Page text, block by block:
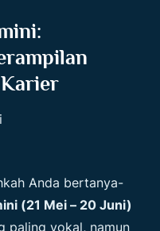
Anda bertanya-
(21 Mei – 20 Juni)
paling vokal, namun